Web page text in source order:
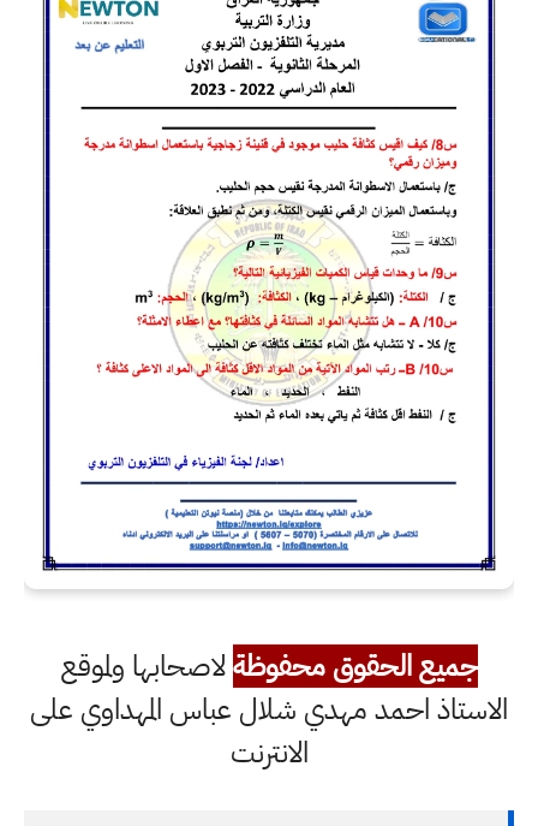
جميع الحقوق محفوظةلاصحابها ولموقع
الاستاذ احمد مهدي شلال عباس المهداوي على
الانترنت